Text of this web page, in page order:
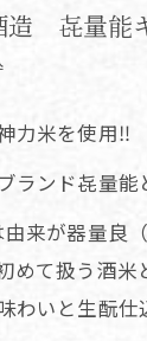
造 㐂量
力米を使用‼️
ランド㐂量
来が器量良
めて扱う酒米
わいと生酛仕